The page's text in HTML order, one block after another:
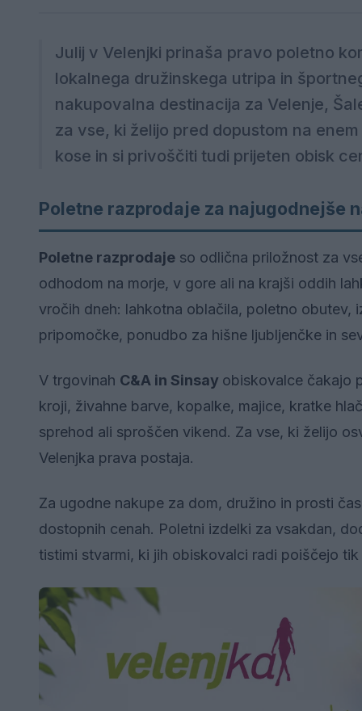
Julij v Velenjki prinaša pravo poletno
lokalnega družinskega utripa in
nakupovalna destinacija za Velenje,
za vse, ki želijo pred dopustom na
kose in si privoščiti tudi prijeten obisk
Poletne razprodaje za najugodnejše
Poletne razprodaje so odlična priložnost za
odhodom na morje, v gore ali na krajši oddih
vročih dneh: lahkotna oblačila, poletno
pripomočke, ponudbo za hišne ljubljenčke in
V trgovinah C&A in Sinsay obiskovalce čakajo
kroji, živahne barve, kopalke, majice, kratke
sprehod ali sproščen vikend. Za vse, ki želijo
Velenjka prava postaja.
Za ugodne nakupe za dom, družino in prosti
dostopnih cenah. Poletni izdelki za vsakdan,
tistimi stvarmi, ki jih obiskovalci radi poiščejo